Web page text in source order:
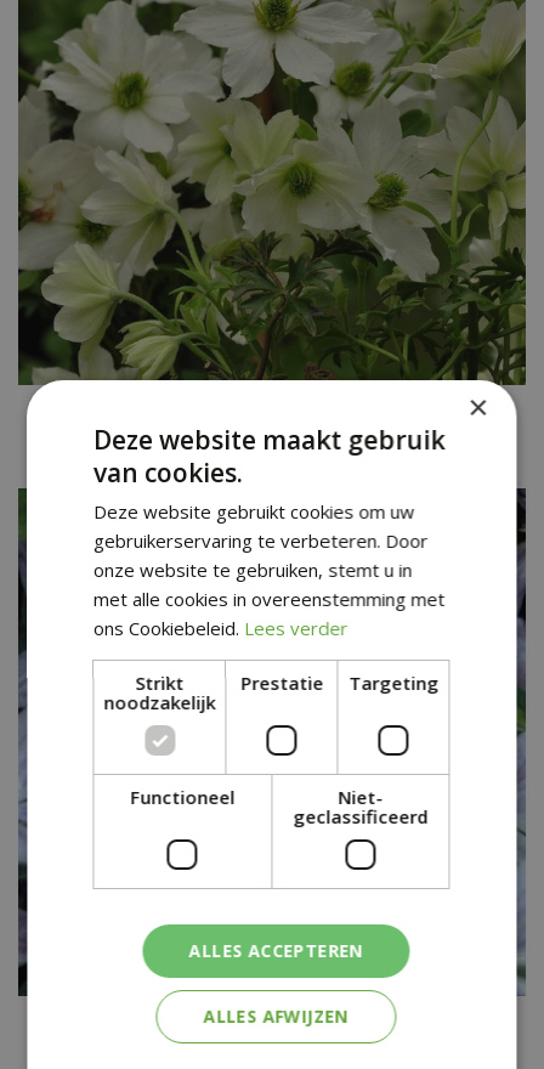
Clematis 'Early Sensation'
Clematis
Clematis 'Arabella'
×
Deze website maakt gebruik
van cookies.
Deze website gebruikt cookies om uw
gebruikerservaring te verbeteren. Door
onze website te gebruiken, stemt u in
met alle cookies in overeenstemming met
ons Cookiebeleid. Lees verder
Strikt
noodzakelijk
Prestatie Targeting
Functioneel
Niet-
geclassificeerd
ALLES ACCEPTEREN
ALLES AFWIJZEN